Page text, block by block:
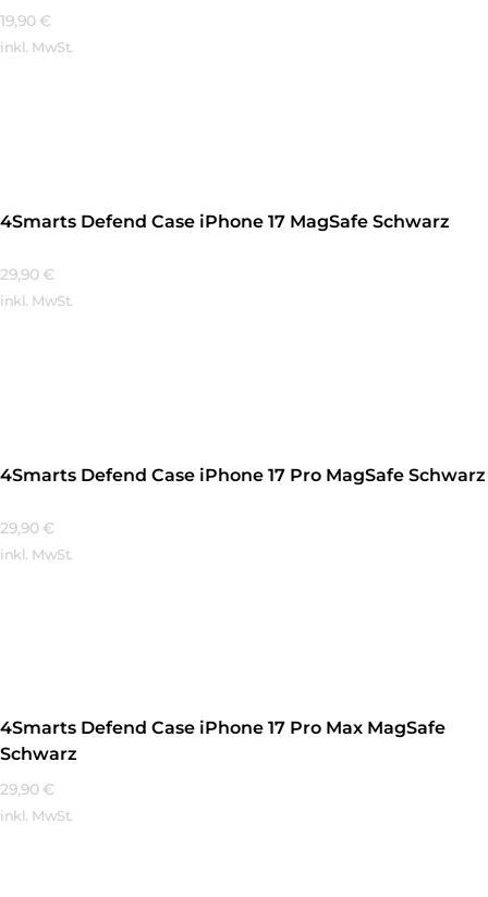
19,90 €
inkl. MwSt.
4Smarts Defend Case iPhone 17 MagSafe Schwarz
29,90 €
inkl. MwSt.
4Smarts Defend Case iPhone 17 Pro MagSafe Schwarz
29,90 €
inkl. MwSt.
4Smarts Defend Case iPhone 17 Pro Max MagSafe
Schwarz
29,90 €
inkl. MwSt.